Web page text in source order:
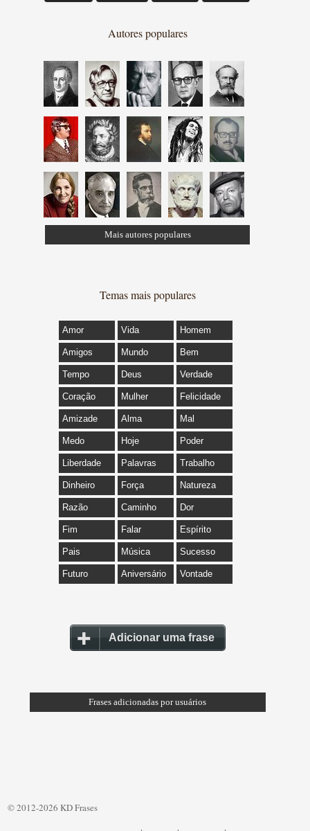
Autores populares
Mais autores populares
Temas mais populares
Amor Vida Homem
Amigos Mundo Bem
Tempo Deus Verdade
Coração Mulher Felicidade
Amizade Alma Mal
Medo Hoje Poder
Liberdade Palavras Trabalho
Dinheiro Força Natureza
Razão Caminho Dor
Fim Falar Espírito
Pais Música Sucesso
Futuro Aniversário Vontade
Adicionar uma frase
Frases adicionadas por usuários
© 2012-2026 KD Frases